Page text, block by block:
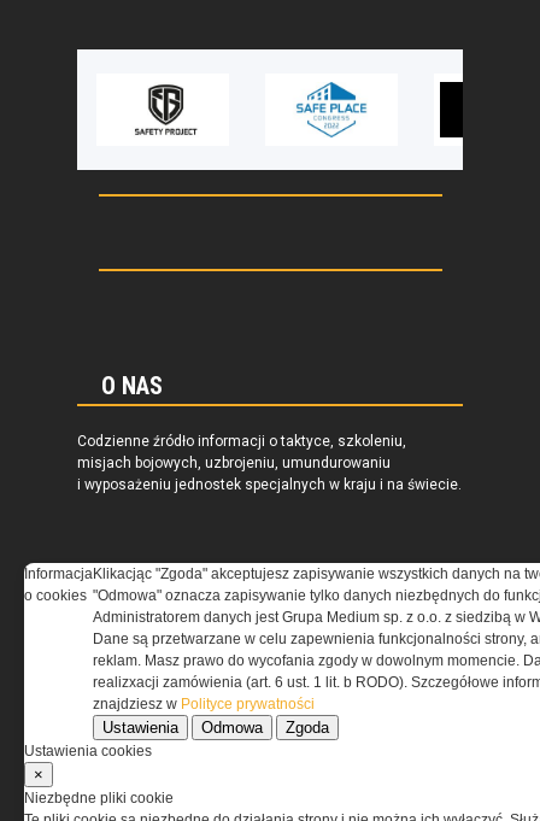
O NAS
Codzienne źródło informacji o taktyce, szkoleniu,
misjach bojowych, uzbrojeniu, umundurowaniu
i wyposażeniu jednostek specjalnych w kraju i na świecie.
REGULAMIN
Regulamin określa zasady korzystania z portalu
www.special-ops.pl
Korzystanie z portalu jest równoznaczne
odpowiedzialnością Spółka komandytowa, nr KRS:
Informacja
o cookies
Klikacjąc "Zgoda" akceptujesz zapisywanie wszystkich danych na
"Odmowa" oznacza zapisywanie tylko danych niezbędnych do
Administratorem danych jest Grupa Medium sp. z o.o. z siedzibą w
Dane są przetwarzane w celu zapewnienia funkcjonalności strony,
reklam. Masz prawo do wycofania zgody w dowolnym momencie.
realizxacji zamówienia (art. 6 ust. 1 lit. b RODO). Szczegółowe
znajdziesz w Polityce prywatności
Ustawienia Odmowa Zgoda
Ustawienia cookies
×
Niezbędne pliki cookie